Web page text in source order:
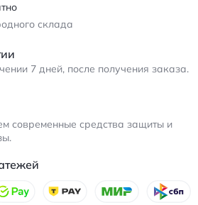
склада
7 дней, после получения заказа.
современные средства защиты и